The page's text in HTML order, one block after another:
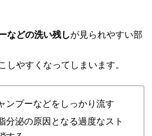
などの洗い残しが見られやすい部
しやすくなってしまいます。
ンプーなどをしっかり流す
分泌の原因となる過度なスト